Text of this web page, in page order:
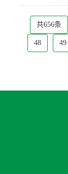
共656条
48 49